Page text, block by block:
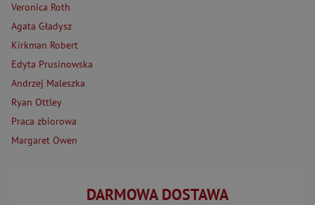
Veronica Roth
Agata Gładysz
Kirkman Robert
Edyta Prusinowska
Andrzej Maleszka
Ryan Ottley
Praca zbiorowa
Margaret Owen
DARMOWA DOSTAWA